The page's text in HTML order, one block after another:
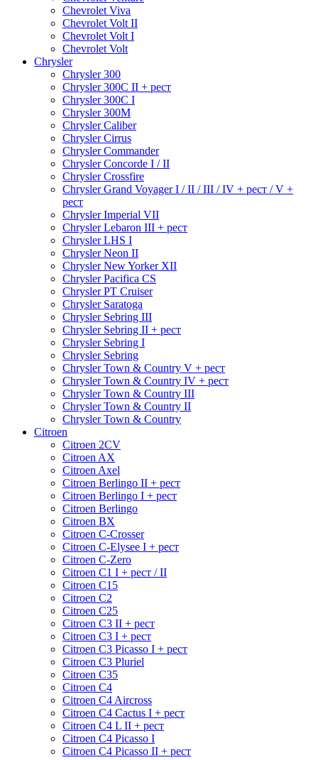
Chevrolet Viva
Chevrolet Volt II
Chevrolet Volt I
Chevrolet Volt
Chrysler
Chrysler 300
Chrysler 300C II + рест
Chrysler 300C I
Chrysler 300M
Chrysler Caliber
Chrysler Cirrus
Chrysler Commander
Chrysler Concorde I / II
Chrysler Crossfire
Chrysler Grand Voyager I / II / III / IV + рест / V +
рест
Chrysler Imperial VII
Chrysler Lebaron III + рест
Chrysler LHS I
Chrysler Neon II
Chrysler New Yorker XII
Chrysler Pacifica CS
Chrysler PT Cruiser
Chrysler Saratoga
Chrysler Sebring III
Chrysler Sebring II + рест
Chrysler Sebring I
Chrysler Sebring
Chrysler Town & Country V + рест
Chrysler Town & Country IV + рест
Chrysler Town & Country III
Chrysler Town & Country II
Chrysler Town & Country
Citroen
Citroen 2CV
Citroen AX
Citroen Axel
Citroen Berlingo II + рест
Citroen Berlingo I + рест
Citroen Berlingo
Citroen BX
Citroen C-Crosser
Citroen C-Elysee I + рест
Citroen C-Zero
Citroen C1 I + рест / II
Citroen C15
Citroen C2
Citroen C25
Citroen C3 II + рест
Citroen C3 I + рест
Citroen C3 Picasso I + рест
Citroen C3 Pluriel
Citroen C35
Citroen C4
Citroen C4 Aircross
Citroen C4 Cactus I + рест
Citroen C4 L II + рест
Citroen C4 Picasso I
Citroen C4 Picasso II + рест